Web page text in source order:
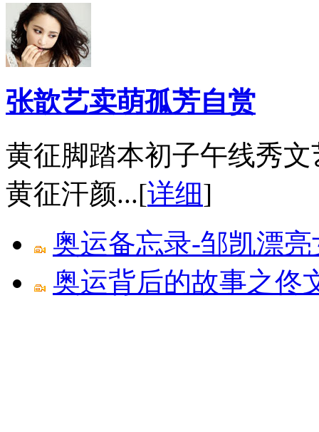
张歆艺卖萌孤芳自赏
黄征脚踏本初子午线秀
黄征汗颜...[详细]
奥运备忘录-邹凯漂
奥运背后的故事之佟